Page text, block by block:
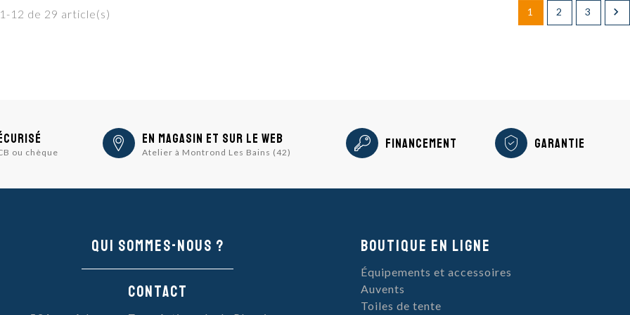
12 de 29 article(s) 1 2 3 
ou chèque
En magasin et sur le Web
Atelier à Montrond Les Bains (42)
Financement Garantie
Qui sommes-nous ?
Contact
Boutique en ligne
Équipements et accessoires
Auvents
Toiles de tente